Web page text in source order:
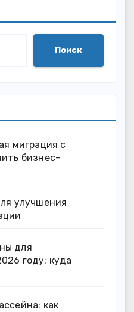
Поиск
миграция с
бизнес-
улучшения
для
году: куда
как